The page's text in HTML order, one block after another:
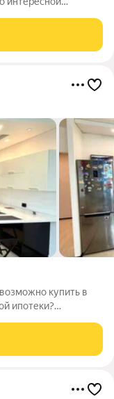
комнаты, сан. узел,
купить в
ипотеки?
По